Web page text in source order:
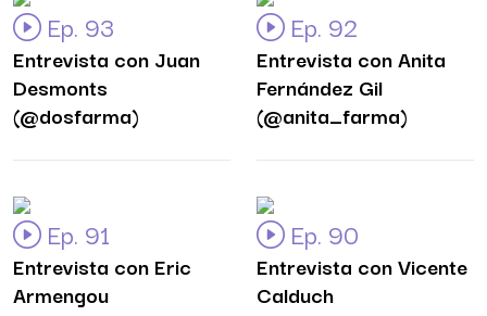
Ep. 93
Entrevista con Juan
Desmonts
(@dosfarma)
Ep. 92
Entrevista con Anita
Fernández Gil
(@anita_farma)
Ep. 91
Entrevista con Eric
Armengou
Ep. 90
Entrevista con Vicente
Calduch